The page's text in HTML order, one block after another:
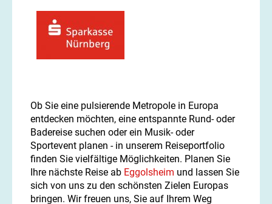
Ob Sie eine pulsierende Metropole in Europa
entdecken möchten, eine entspannte Rund- oder
Badereise suchen oder ein Musik- oder
Sportevent planen - in unserem Reiseportfolio
finden Sie vielfältige Möglichkeiten. Planen Sie
Ihre nächste Reise ab Eggolsheim und lassen Sie
sich von uns zu den schönsten Zielen Europas
bringen. Wir freuen uns, Sie auf Ihrem Weg